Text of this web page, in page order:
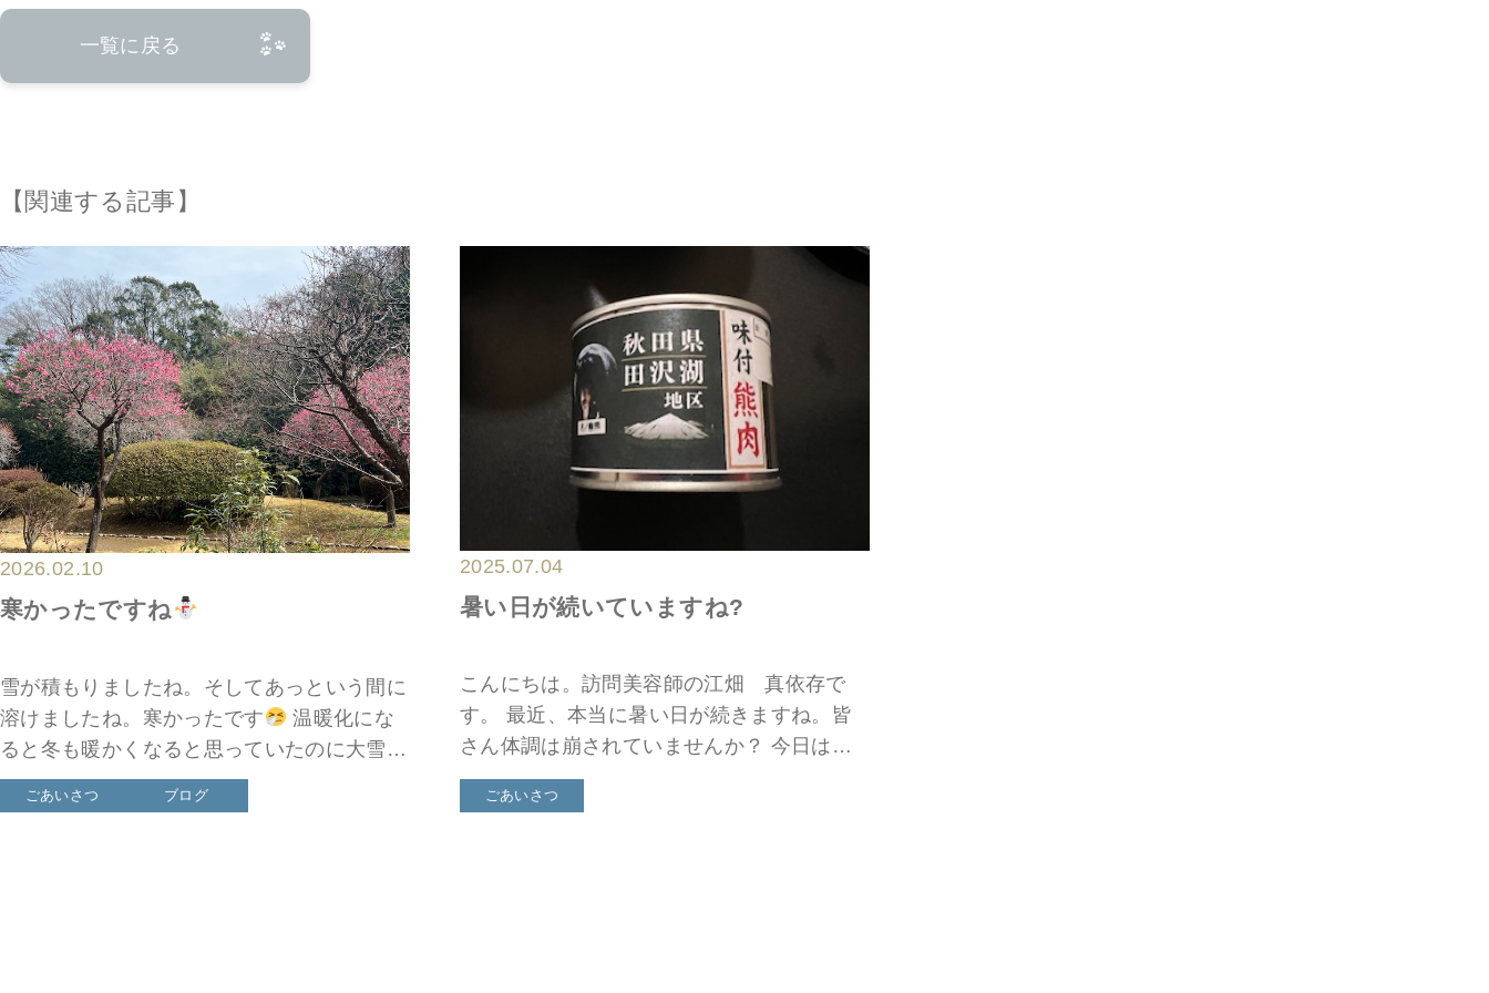
ナ
ビ
シ
ョ
ン
一覧に戻る
【関連する記事】
2026.02.10
寒かったですね
雪が積もりましたね。そしてあっという間に
溶けましたね。寒かったです
温暖化にな
ると冬も暖かくなると思っていたのに大雪が
降るようになるんですね。どうやら暖かいと
きに水から水蒸気になる量が増え、それが冬
ごあいさつ ブログ
2025.07.04
暑い日が続いていますね?
こんにちは。訪問美容師の江畑 真依存で
す。 最近、本当に暑い日が続きますね。皆
さん体調は崩されていませんか？ 今日はち
ょっと珍しい食材をいただいたので、写真を
載せます。 秋田県田沢湖地域の「味付熊
ごあいさつ